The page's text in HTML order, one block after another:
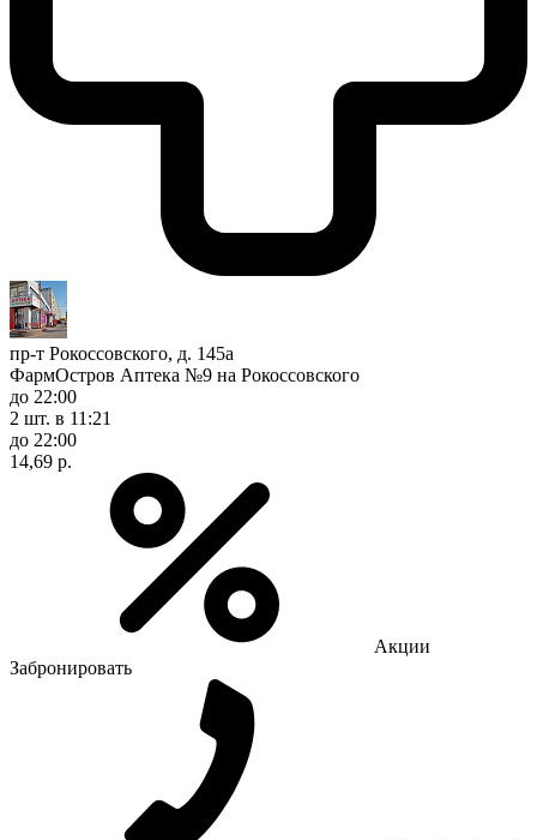
пр-т Рокоссовского, д. 145а
ФармОстров Аптека №9 на Рокоссовского
до 22:00
2 шт. в 11:21
до 22:00
14,69 р.
Акции
Забронировать